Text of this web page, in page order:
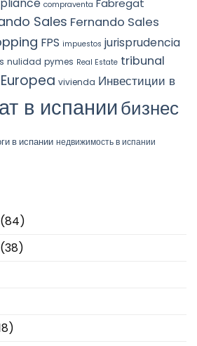
compraventa Fabregat
Sales Fernando Sales
FPS impuestos jurisprudencia
nulidad pymes Real Estate tribunal
vivienda Инвестиции в
в испаниибизнес
в испании недвижимость в испании
(84)
(38)